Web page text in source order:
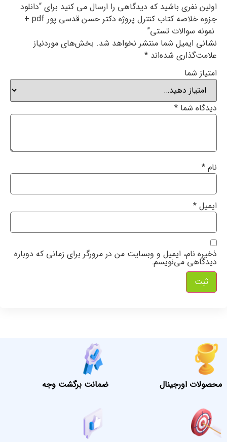
اولین نفری باشید که دیدگاهی را ارسال می کنید برای “دانلود
جزوه خلاصه کتاب کنترل پروژه دکتر حسن قدسی پور pdf +
نمونه سوالات تستی”
نشانی ایمیل شما منتشر نخواهد شد. بخش‌های موردنیاز
علامت‌گذاری شده‌اند *
امتیاز شما
دیدگاه شما *
نام *
ایمیل *
ذخیره نام، ایمیل و وبسایت من در مرورگر برای زمانی که دوباره
دیدگاهی می‌نویسم.
محصولات اورجینال ضمانت برگشت وجه